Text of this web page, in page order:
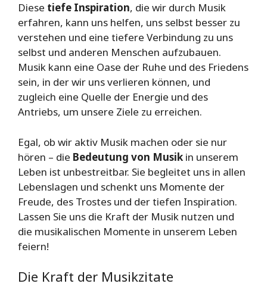
Diese tiefe Inspiration, die wir durch Musik
erfahren, kann uns helfen, uns selbst besser zu
verstehen und eine tiefere Verbindung zu uns
selbst und anderen Menschen aufzubauen.
Musik kann eine Oase der Ruhe und des Friedens
sein, in der wir uns verlieren können, und
zugleich eine Quelle der Energie und des
Antriebs, um unsere Ziele zu erreichen.
Egal, ob wir aktiv Musik machen oder sie nur
hören – die Bedeutung von Musik in unserem
Leben ist unbestreitbar. Sie begleitet uns in allen
Lebenslagen und schenkt uns Momente der
Freude, des Trostes und der tiefen Inspiration.
Lassen Sie uns die Kraft der Musik nutzen und
die musikalischen Momente in unserem Leben
feiern!
Die Kraft der Musikzitate